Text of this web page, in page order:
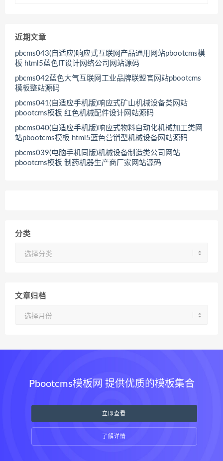
近期文章
pbcms043(自适应)响应式互联网产品通用网站pbootcms模
板 html5蓝色IT设计网络公司网站源码
pbcms042蓝色大气互联网工业品牌联盟官网站pbootcms
模板整站源码
pbcms041(自适应手机版)响应式矿山机械设备类网站
pbootcms模板 红色机械配件设计网站源码
pbcms040(自适应手机版)响应式物料自动化机械加工类网
站pbootcms模板 html5蓝色营销型机械设备网站源码
pbcms039(电脑手机同版)机械设备制造类公司网站
pbootcms模板 制药机器生产商厂家网站源码
分类
文章归档
Pbootcms模板网 提供优质的模板集合
立即查看
了解详情